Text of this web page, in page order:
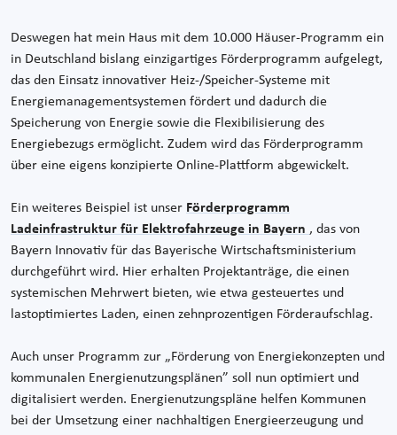
Deswegen hat mein Haus mit dem 10.000 Häuser-Programm ein
in Deutschland bislang einzigartiges Förderprogramm aufgelegt,
das den Einsatz innovativer Heiz-/Speicher-Systeme mit
Energiemanagementsystemen fördert und dadurch die
Speicherung von Energie sowie die Flexibilisierung des
Energiebezugs ermöglicht. Zudem wird das Förderprogramm
über eine eigens konzipierte Online-Plattform abgewickelt.
Ein weiteres Beispiel ist unser Förderprogramm
Ladeinfrastruktur für Elektrofahrzeuge in Bayern , das von
Bayern Innovativ für das Bayerische Wirtschaftsministerium
durchgeführt wird. Hier erhalten Projektanträge, die einen
systemischen Mehrwert bieten, wie etwa gesteuertes und
lastoptimiertes Laden, einen zehnprozentigen Förderaufschlag.
Auch unser Programm zur „Förderung von Energiekonzepten und
kommunalen Energienutzungsplänen” soll nun optimiert und
digitalisiert werden. Energienutzungspläne helfen Kommunen
bei der Umsetzung einer nachhaltigen Energieerzeugung und